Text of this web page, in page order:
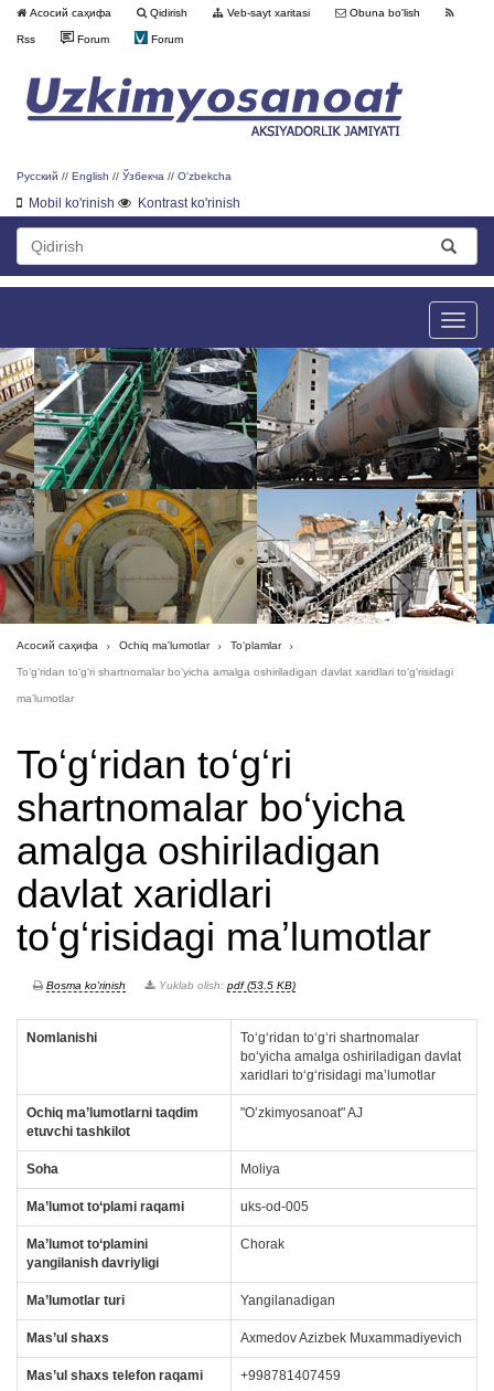
Асосий саҳифа Qidirish Veb-sayt xaritasi Obuna bo'lish
Rss Forum Forum
Русский // English // Ўзбекча // O'zbekcha
Mobil ko'rinish Kontrast ko'rinish
Toggle
Асосий саҳифа Ochiq ma'lumotlar To‘plamlar
Toʻgʻridan toʻgʻri shartnomalar boʻyicha amalga oshiriladigan davlat xaridlari toʻgʻrisidagi
maʼlumotlar
Toʻgʻridan toʻgʻri
shartnomalar boʻyicha
amalga oshiriladigan
davlat xaridlari
toʻgʻrisidagi maʼlumotlar
Bosma ko'rinish Yuklab olish: pdf (53.5 KB)
Nomlanishi
Toʻgʻridan toʻgʻri shartnomalar
boʻyicha amalga oshiriladigan davlat
xaridlari toʻgʻrisidagi maʼlumotlar
Ochiq ma’lumotlarni taqdim
etuvchi tashkilot
"O’zkimyosanoat" AJ
Soha Moliya
Ma’lumot to‘plami raqami uks-od-005
Ma’lumot to‘plamini
yangilanish davriyligi
Сhorak
Ma’lumotlar turi Yangilanadigan
Mas’ul shaxs Axmedov Azizbek Muxammadiyevich
Mas’ul shaxs telefon raqami +998781407459